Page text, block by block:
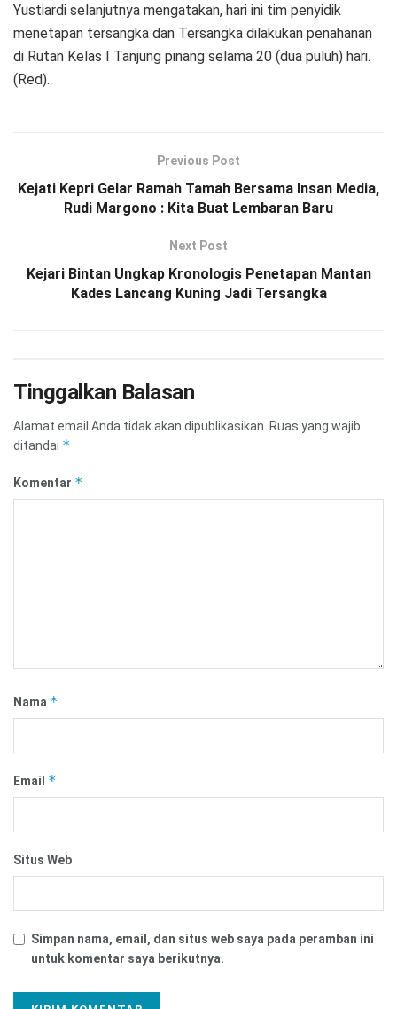
Yustiardi selanjutnya mengatakan, hari ini tim penyidik
menetapan tersangka dan Tersangka dilakukan penahanan
di Rutan Kelas I Tanjung pinang selama 20 (dua puluh) hari.
(Red).
Previous Post
Kejati Kepri Gelar Ramah Tamah Bersama Insan Media,
Rudi Margono : Kita Buat Lembaran Baru
Next Post
Kejari Bintan Ungkap Kronologis Penetapan Mantan
Kades Lancang Kuning Jadi Tersangka
Tinggalkan Balasan
Alamat email Anda tidak akan dipublikasikan. Ruas yang wajib
ditandai *
Komentar *
Nama *
Email *
Situs Web
Simpan nama, email, dan situs web saya pada peramban ini
untuk komentar saya berikutnya.